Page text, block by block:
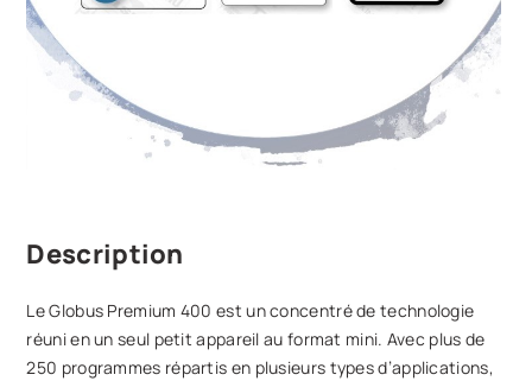
Description
Le Globus Premium 400 est un concentré de technologie
réuni en un seul petit appareil au format mini. Avec plus de
250 programmes répartis en plusieurs types d’applications,